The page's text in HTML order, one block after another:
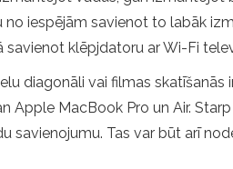
no iespējām savienot to labāk
klēpjdatoru ar Wi-Fi
diagonāli vai filmas skatīšanās
Apple MacBook Pro un Air.
savienojumu. Tas var būt arī